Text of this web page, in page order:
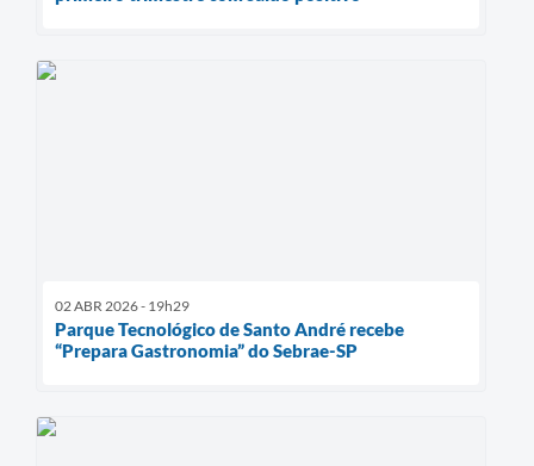
02 ABR 2026 - 19h29
Parque Tecnológico de Santo André recebe
“Prepara Gastronomia” do Sebrae-SP